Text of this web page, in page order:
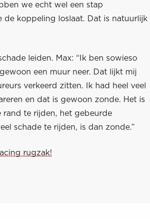
we echt wel een stap
koppeling loslaat. Dat is natuurlijk
leiden. Max: “Ik ben sowieso
een muur neer. Dat lijkt mij
verkeerd zitten. Ik had heel veel
en dat is gewoon zonde. Het is
rand te rijden, het gebeurde
schade te rijden, is dan zonde.”
rugzak!